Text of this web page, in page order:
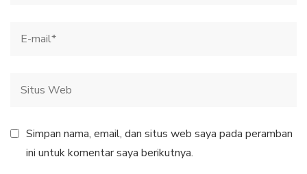
Simpan nama, email, dan situs web saya pada peramban
ini untuk komentar saya berikutnya.